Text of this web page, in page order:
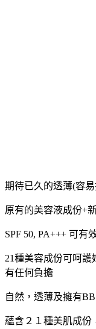
期待已久的透薄(容
原有的美容液成份+
SPF 50, PA+++ 可有
21種美容成份可呵
有任何負擔
自然，透薄及擁有
蘊含２１種美肌成份